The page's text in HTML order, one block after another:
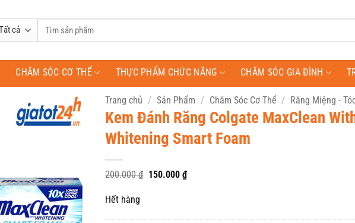
Tìm
CHĂM SÓC CƠ THỂ THỰC PHẨM CHỨC NĂNG CHĂM SÓC GIA ĐÌNH
Trang chủ / Sản Phẩm / Chăm Sóc Cơ Thể / Răng Miệng -
Kem Đánh Răng Colgate MaxClean
Whitening Smart Foam
200.000₫ Giá
150.000₫Giá
hiện
Hết hàng